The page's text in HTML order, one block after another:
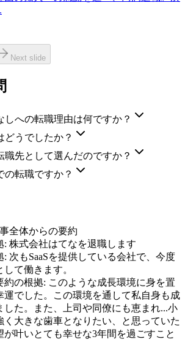
Next slide
しへの転職理由は何ですか？
どうでしたか？
職先として選んだのですか？
の転職ですか？
全体からの要約
: 株式会社はてなを退職します
: 次もSaaSを提供している会社で、今度
て働きます。
約の根拠: このような成長環境に身を置
運でした。この環境を通して私自身も成
した。また、上司や同僚にも恵まれ...小
く大きな歯車となりたい、と思っていた
叶いとても幸せな3年間を過ごすこと